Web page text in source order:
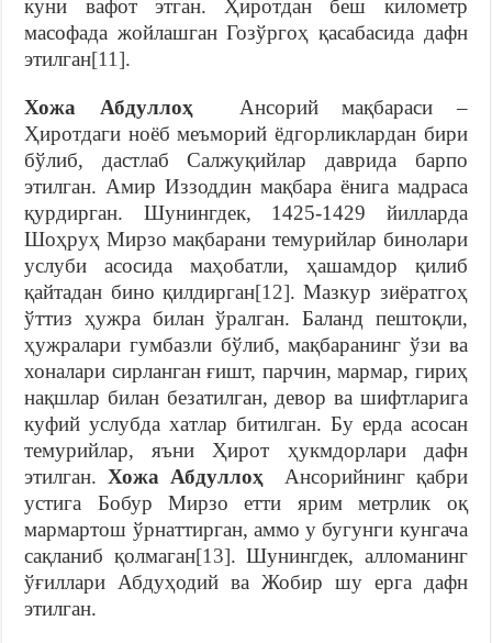
куни вафот этган. Ҳиротдан беш километр
масофада жойлашган Гозўргоҳ қасабасида дафн
этилган[11].
Хожа Абдуллоҳ Ансорий мақбараси –
Ҳиротдаги ноёб меъморий ёдгорликлардан бири
бўлиб, дастлаб Салжуқийлар даврида барпо
этилган. Амир Иззоддин мақбара ёнига мадраса
қурдирган. Шунингдек, 1425-1429 йилларда
Шоҳруҳ Мирзо мақбарани темурийлар бинолари
услуби асосида маҳобатли, ҳашамдор қилиб
қайтадан бино қилдирган[12]. Мазкур зиёратгоҳ
ўттиз ҳужра билан ўралган. Баланд пештоқли,
ҳужралари гумбазли бўлиб, мақбаранинг ўзи ва
хоналари сирланган ғишт, парчин, мармар, гириҳ
нақшлар билан безатилган, девор ва шифтларига
куфий услубда хатлар битилган. Бу ерда асосан
темурийлар, яъни Ҳирот ҳукмдорлари дафн
этилган. Хожа Абдуллоҳ Ансорийнинг қабри
устига Бобур Мирзо етти ярим метрлик оқ
мармартош ўрнаттирган, аммо у бугунги кунгача
сақланиб қолмаган[13]. Шунингдек, алломанинг
ўғиллари Абдуҳодий ва Жобир шу ерга дафн
этилган.